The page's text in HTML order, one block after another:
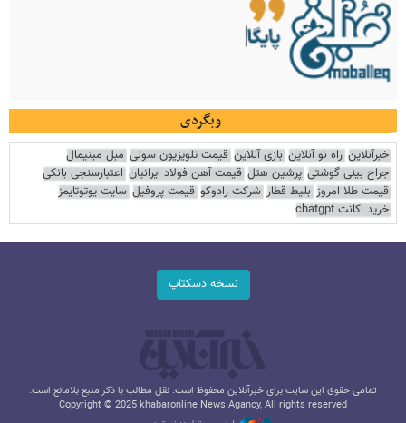
وبگردی
خبرآنلاین راه نو آنلاین بازی آنلاین قیمت تلویزیون سونی مبل مینیمال
جراح بینی گوشتی پرشین هتل قیمت آهن فولاد ایرانیان اعتبارسنجی بانکی
قیمت طلا امروز بلیط قطار شرکت رادوکو قیمت پروفیل سایت یوتوتایمز
خرید اکانت chatgpt
نسخه دسکتاپ
تمامی حقوق این سایت برای خبرآنلاین محفوظ است. نقل مطالب با ذکر منبع بلامانع است.
Copyright © 2025 khabaronline News Agancy, All rights reserved